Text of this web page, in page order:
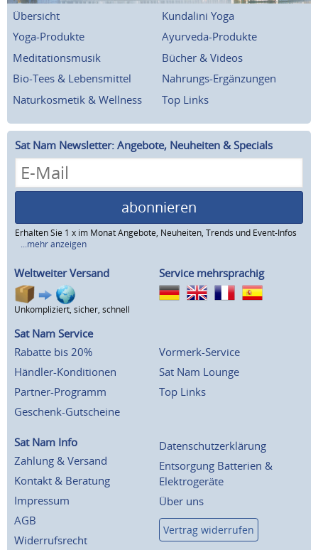
Übersicht
Kundalini Yoga
Yoga-Produkte
Ayurveda-Produkte
Meditationsmusik
Bücher & Videos
Bio-Tees & Lebensmittel
Nahrungs-Ergänzungen
Naturkosmetik & Wellness
Top Links
Sat Nam Newsletter: Angebote, Neuheiten & Specials
abonnieren
Erhalten Sie 1 x im Monat Angebote, Neuheiten, Trends und Event-Infos
...mehr anzeigen
Weltweiter Versand
Unkompliziert, sicher, schnell
Service mehrsprachig
Sat Nam Service
Rabatte bis 20%
Händler-Konditionen
Partner-Programm
Geschenk-Gutscheine
Vormerk-Service
Sat Nam Lounge
Top Links
Sat Nam Info
Zahlung & Versand
Kontakt & Beratung
Impressum
AGB
Widerrufsrecht
Datenschutzerklärung
Entsorgung Batterien &
Elektrogeräte
Über uns
Vertrag widerrufen